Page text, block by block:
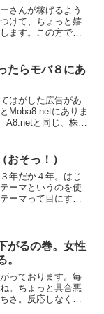
さんが稼げるよう
けて、ちょっと嬉
ます。この方で
上げさせていただ
フィリ...
たらモバ８にあ
はがした広告があ
Moba8.netにありま
A8.netと同じ、株式
かんないから登...
おそっ！）
年だか４年。はじ
ーマというのを使
ーマって目にする
なる...
がるの巻。女性
。
っております。毎
。ちょっと具合悪
さ。反応しなくて